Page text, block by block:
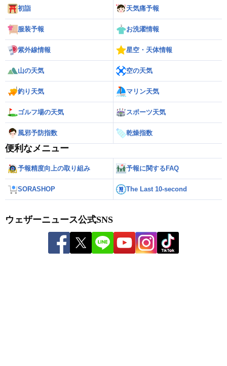
初詣 天気痛予報
服装予報 お洗濯情報
紫外線情報 星空・天体情報
山の天気 空の天気
釣り天気 マリン天気
ゴルフ場の天気 スポーツ天気
風邪予防指数 乾燥指数
便利なメニュー
予報精度向上の取り組み 予報に関するFAQ
SORASHOP The Last 10-second
ウェザーニュース公式SNS